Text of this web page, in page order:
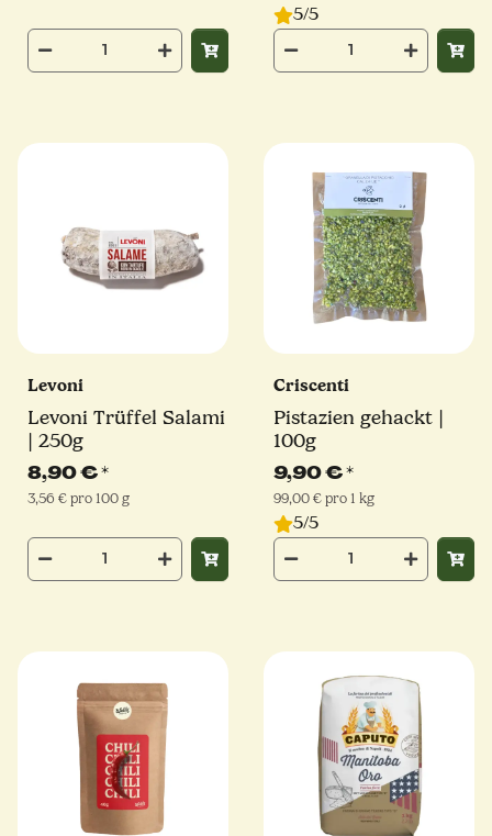
5/5
Levoni
Levoni Trüffel Salami
| 250g
8,90 €*
3,56 € pro 100 g
Criscenti
Pistazien gehackt |
100g
9,90 €*
99,00 € pro 1 kg
5/5